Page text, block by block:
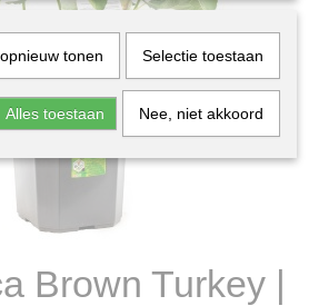
Brown Turkey |
tonen Selectie toestaan
Alles toestaan Nee, niet akkoord